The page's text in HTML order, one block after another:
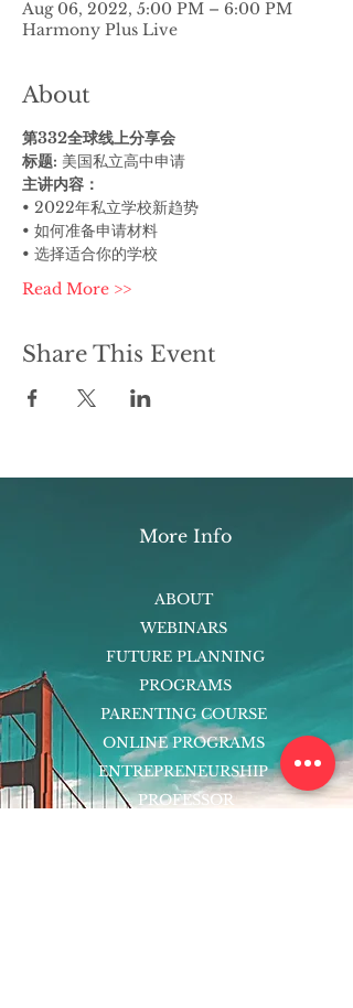
Aug 06, 2022, 5:00 PM – 6:00 PM
Harmony Plus Live
About
第332全球线上分享会
标题: 美国私立高中申请
主讲内容：
• 2022年私立学校新趋势
• 如何准备申请材料
• 选择适合你的学校
Read More >>
Share This Event
More Info
ABOUT
WEBINARS
FUTURE PLANNING
PROGRAMS
PARENTING COURSE
ONLINE PROGRAMS
ENTREPRENEURSHIP
PROFESSOR